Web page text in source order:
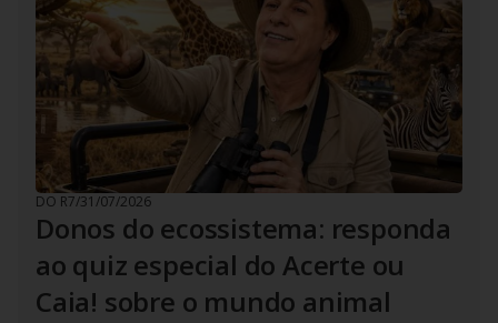
DO R7/31/07/2026
Donos do ecossistema: responda
ao quiz especial do Acerte ou
Caia! sobre o mundo animal